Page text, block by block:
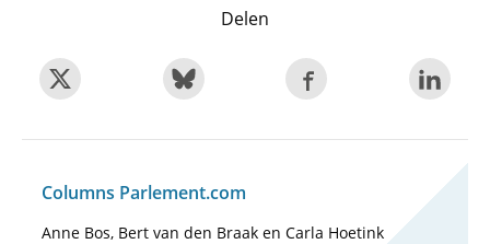
Delen
Columns Parlement.com
Anne Bos, Bert van den Braak en Carla Hoetink